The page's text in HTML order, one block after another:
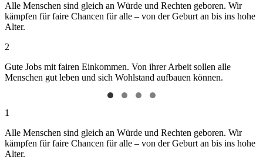
Alle Menschen sind gleich an Würde und Rechten geboren. Wir
kämpfen für faire Chancen für alle – von der Geburt an bis ins hohe
Alter.
2
Gute Jobs mit fairen Einkommen. Von ihrer Arbeit sollen alle
Menschen gut leben und sich Wohlstand aufbauen können.
1
Alle Menschen sind gleich an Würde und Rechten geboren. Wir
kämpfen für faire Chancen für alle – von der Geburt an bis ins hohe
Alter.